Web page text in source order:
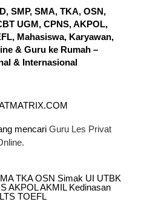
SMP, SMA, TKA, OSN,
UGM, CPNS, AKPOL,
Mahasiswa, Karyawan,
& Guru ke Rumah –
& Internasional
mencari Guru Les Privat